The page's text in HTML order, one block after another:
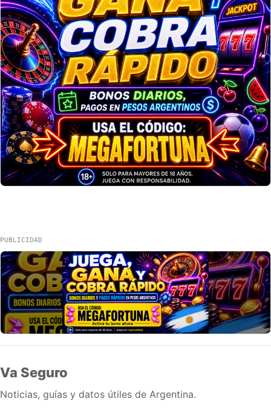
PUBLICIDAD
Va Seguro
Noticias, guías y datos útiles de Argentina.